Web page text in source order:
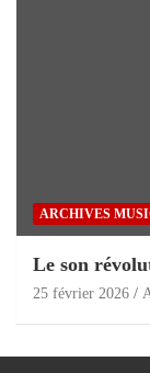
ARCHIVES
Le son
25 février 2026